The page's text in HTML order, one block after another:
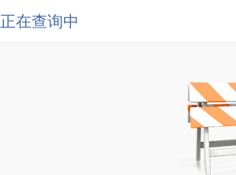
正在查询中